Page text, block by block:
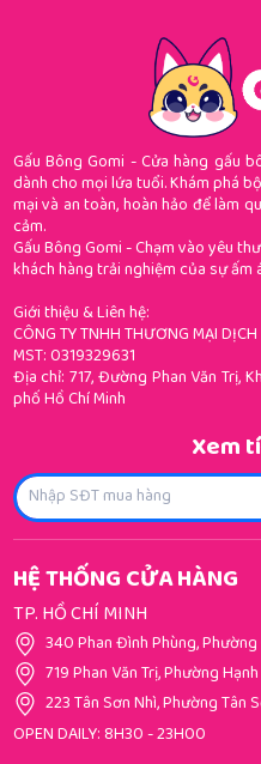
Gấu Bông Gomi - Cửa hàng gấu
dành cho mọi lứa tuổi. Khám phá
mại và an toàn, hoàn hảo để làm
cảm.
Gấu Bông Gomi - Chạm vào yêu
khách hàng trải nghiệm của sự
Giới thiệu & Liên hệ:
CÔNG TY TNHH THƯƠNG MẠI
MST: 0319329631
Địa chỉ: 717, Đường Phan Văn Trị,
phố Hồ Chí Minh
Xem
HỆ THỐNG CỬA HÀNG
TP. HỒ CHÍ MINH
340 Phan Đình Phùng, Phường
719 Phan Văn Trị, Phường
223 Tân Sơn Nhì, Phường Tân
OPEN DAILY: 8H30 - 23H00